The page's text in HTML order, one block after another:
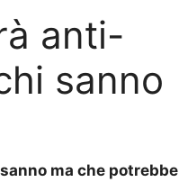
anti-
sanno
ma che potrebbe